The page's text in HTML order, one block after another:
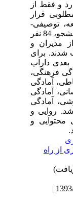
و فقط از
قرار
توصیفی-
مقطعی بوده است. تعداد 316 نفر دانشجو، 84 نفر
و
برای
داراب
فرهنگی،
آمادگی
آمادگی
آمادگی
روایی و
و
از راه
دریافت: 1393/11/21 | پذیرش: 1393/11/21 |